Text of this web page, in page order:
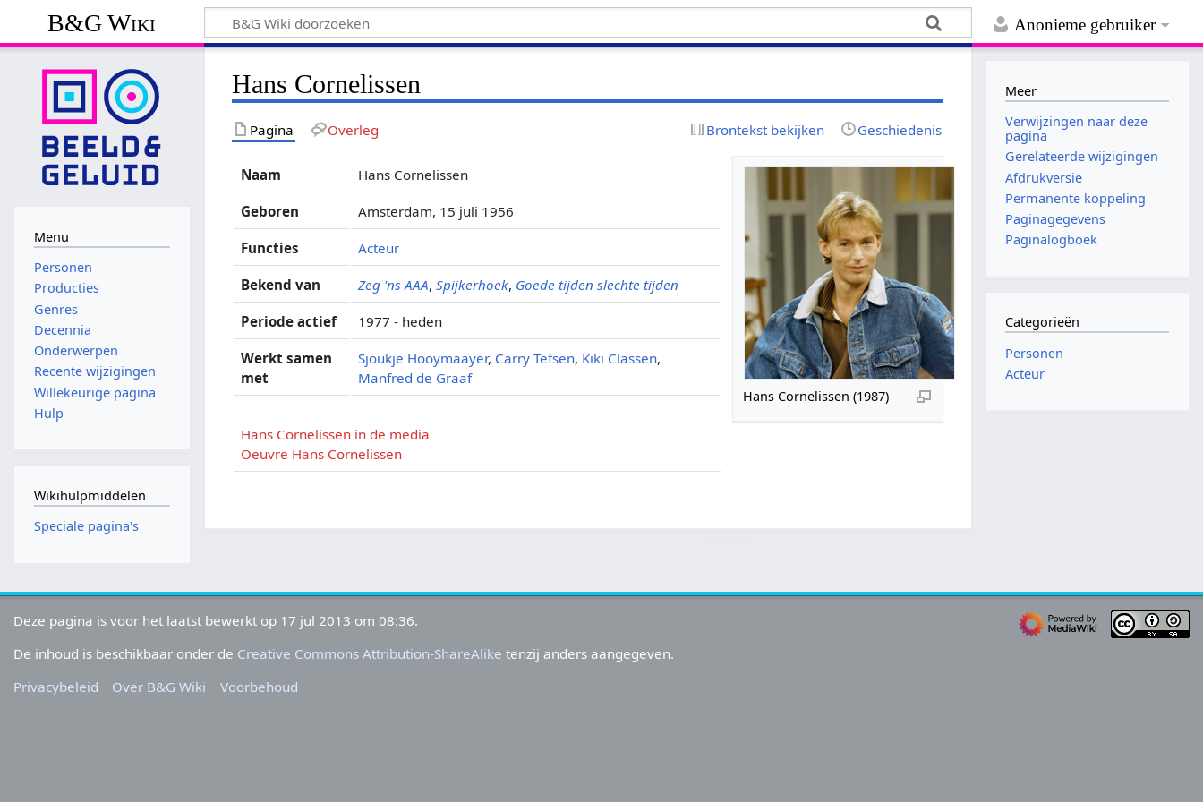
Anonieme gebruiker
B&G Wiki
Hans Cornelissen
Pagina Overleg Brontekst bekijken Geschiedenis
Hans Cornelissen (1987)
Naam Hans Cornelissen
Geboren Amsterdam, 15 juli 1956
Functies Acteur
Bekend van Zeg 'ns AAA,Spijkerhoek, Goede tijden slechte tijden
Periode actief 1977 - heden
Werkt samen
met
Sjoukje Hooymaayer, Carry Tefsen, Kiki Classen,
Manfred de Graaf
Hans Cornelissen in de media
Oeuvre Hans Cornelissen
Menu
Personen
Producties
Genres
Decennia
Onderwerpen
Recente wijzigingen
Willekeurige pagina
Hulp
Wikihulpmiddelen
Speciale pagina's
Meer
Verwijzingen naar deze
pagina
Gerelateerde wijzigingen
Afdrukversie
Permanente koppeling
Paginagegevens
Paginalogboek
Categorieën
Personen
Acteur
Deze pagina is voor het laatst bewerkt op 17 jul 2013 om 08:36.
De inhoud is beschikbaar onder de Creative Commons Attribution-ShareAlike tenzij anders aangegeven.
Privacybeleid
Over B&G Wiki Voorbehoud